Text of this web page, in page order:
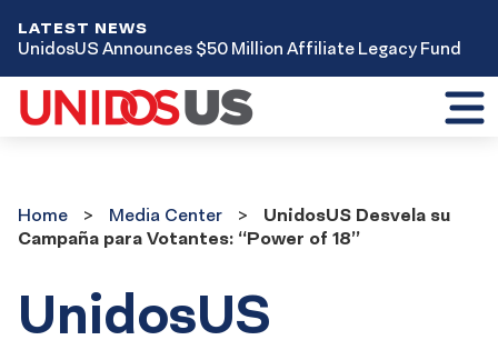
LATEST NEWS
UnidosUS Announces $50 Million Affiliate Legacy Fund
Center
Home Media Center
UnidosUS Desvela su
Campaña para Votantes: “Power of 18”
UnidosUS